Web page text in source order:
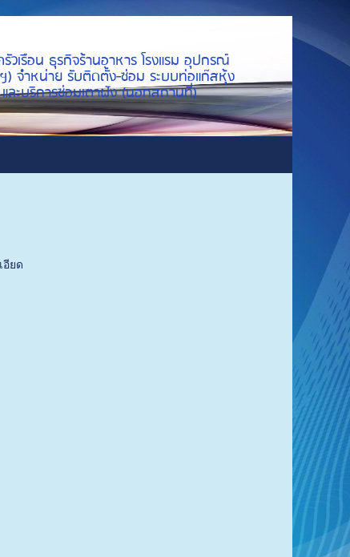
รือน ธุรกิจร้านอาหาร โรงแรม อุปกรณ์
) จำหน่าย รับติดตั้ง-ซ่อม ระบบท่อแก๊สหุ้ง
ละบริการซ่อมเตาฝัง (นอกสถานที่)
อียด